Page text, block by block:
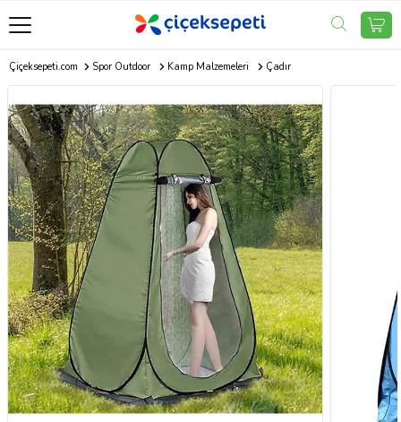
Çiçeksepeti.com Spor Outdoor Kamp Malzemeleri Çadır